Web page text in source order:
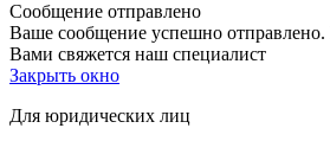
Сообщение отправлено
Ваше сообщение успешно
Вами свяжется наш специалист
Закрыть окно
Для юридических лиц